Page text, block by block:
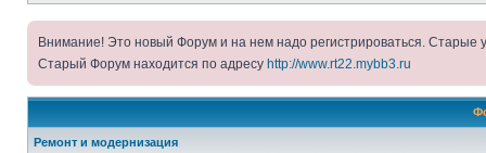
Внимание! Это новый Форум и на нем надо регистрироваться. Старые
Старый Форум находится по адресу http://www.rt22.mybb3.ru
Ремонт и модернизация